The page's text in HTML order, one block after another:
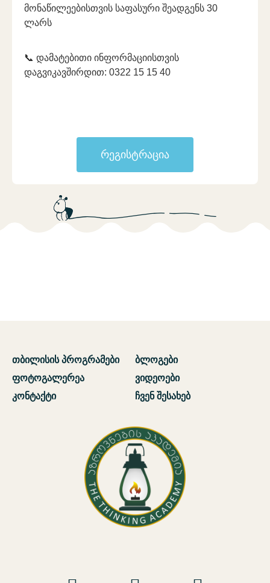
მონაწილეებისთვის საფასური შეადგენს 30
ლარს
📞 დამატებითი ინფორმაციისთვის
დაგვიკავშირდით: 0322 15 15 40
რეგისტრაცია
თბილისის პროგრამები
ფოტოგალერეა
კონტაქტი
ბლოგები
ვიდეოები
ჩვენ შესახებ